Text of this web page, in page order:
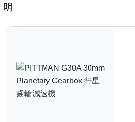
明